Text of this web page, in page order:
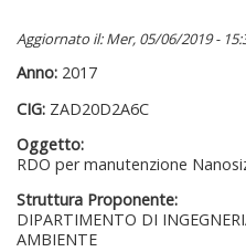
Aggiornato il: Mer, 05/06/2019 -
Anno: 2017
CIG: ZAD20D2A6C
Oggetto:
RDO per manutenzione
Struttura Proponente:
DIPARTIMENTO DI
AMBIENTE